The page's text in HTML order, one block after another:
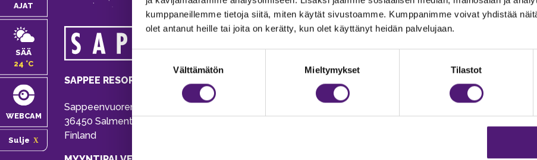
kumppaneillemme tietoja siitä, miten käytät sivustoamme. Kumppanimme voivat yhdistää
olet antanut heille tai joita on kerätty, kun olet käyttänyt heidän palvelujaan.
Välttämätön Mieltymykset Tilastot
AJAT
SÄÄ
24 °C
WEBCAM
Sulje
SAPPEE RESORT
Sappeenvuorentie 200
36450 Salmentaka, Pälkäne
Finland
MAJOITUS
020 755 9975
majoitus@sappee.fi
Vastuullisuus
Avoimet työpaikat
Anna palautetta
Evästeasetukset